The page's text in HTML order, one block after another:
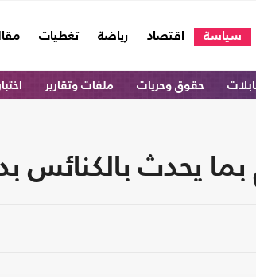
سياسة اقتصاد رياضة تغطيات
حقوق وحريات ملفات وتقارير اختبار
بما يحدث بالكنائس